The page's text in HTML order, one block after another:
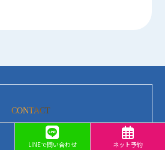
CONTACT
取・無料査定のご相談
LINEで問い合わせ ネット予約